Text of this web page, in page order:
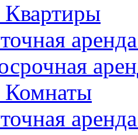
Комнаты